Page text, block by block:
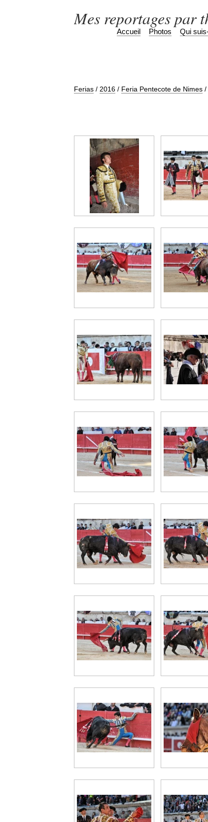
Mes reportages par
Ferias / 2016 / Feria Pentecote de Nimes /
Accueil Photos Qui